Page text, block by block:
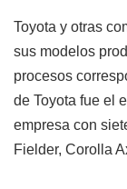
Toyota y otras
sus modelos
procesos
de Toyota fue el
empresa con
Fielder, Corolla